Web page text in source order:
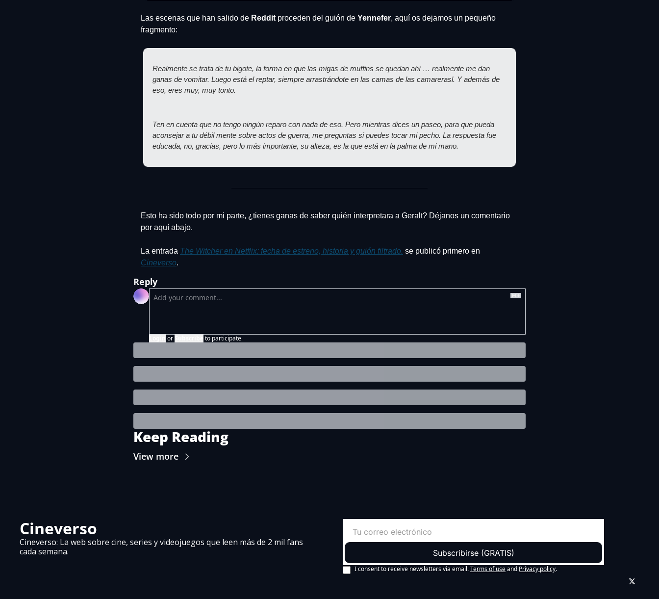
Las escenas que han salido de Reddit proceden del guión de Yennefer, aquí os dejamos un pequeño
fragmento:
Realmente se trata de tu bigote, la forma en que las migas de muffins se quedan ahí … realmente me dan
ganas de vomitar. Luego está el reptar, siempre arrastrándote en las camas de las camarerasl. Y además de
eso, eres muy, muy tonto.
Ten en cuenta que no tengo ningún reparo con nada de eso. Pero mientras dices un paseo, para que pueda
aconsejar a tu débil mente sobre actos de guerra, me preguntas si puedes tocar mi pecho. La respuesta fue
educada, no, gracias, pero lo más importante, su alteza, es la que está en la palma de mi mano.
Esto ha sido todo por mi parte, ¿tienes ganas de saber quién interpretara a Geralt? Déjanos un comentario
por aquí abajo.
La entrada The Witcher en Netflix: fecha de estreno, historia y guión filtrado.
Cineverso.
Reply
or to participate
Keep Reading
View more
Cineverso
Cineverso: La web sobre cine, series y videojuegos que leen más de 2 mil fans
cada semana.
Subscribirse (GRATIS)
I consent to receive newsletters via email.Terms of useand Privacy policy.